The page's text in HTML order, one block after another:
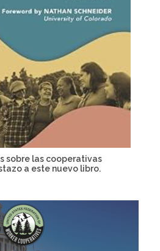
sobre las cooperativas
a este nuevo libro.